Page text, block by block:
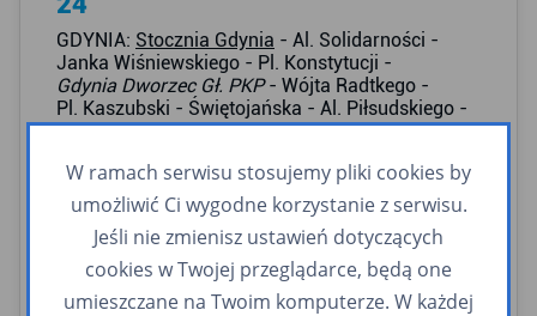
GDYNIA: Stocznia Gdynia - Al. Solidarności -
Janka Wiśniewskiego - Pl. Konstytucji -
Gdynia Dworzec Gł. PKP- Wójta Radtkego -
Pl. Kaszubski - Świętojańska - Al. Piłsudskiego -
Władysława IV - Al. Zwycięstwa - Wielkopolska -
Dąbrowa Miętowa
Wybrane kursy:
Morska - Estakada- Morska - Podjazd -
10 Lutego - Świętojańska - …
GDYNIA:
Dąbrowa Miętowa
- Miętowa -
W ramach serwisu stosujemy pliki cookies by
umożliwić Ci wygodne korzystanie z serwisu.
Jeśli nie zmienisz ustawień dotyczących
cookies w Twojej przeglądarce, będą one
umieszczane na Twoim komputerze. W każdej